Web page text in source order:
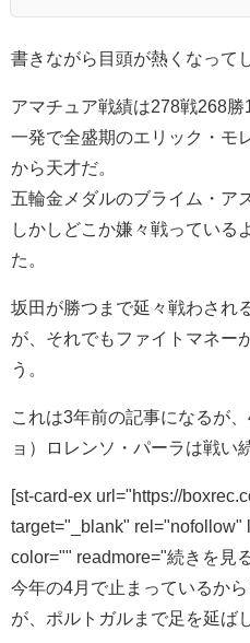
書きながら目頭が熱くなって
アマチュア戦績は278戦268勝
一発で全盛期のエリック・モ
から天才だ。
五輪金メダルのブライム・ア
しかしどこか嫌々戦っている
た。
坂田が勝つまで延々戦わされ
が、それでもファイトマネー
う。
これは3年前の記事になるが
ョ）ロレンソ・パーラは戦い
[st-card-ex url="https://
target="_blank" rel="nofollow"
color="" readmore="続きを見
今年の4月で止まっているか
が、ポルトガルまで足を延ば